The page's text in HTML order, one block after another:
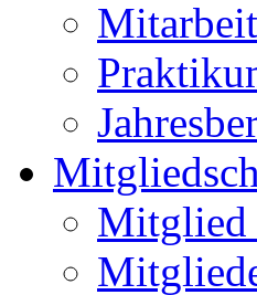
Mitglied